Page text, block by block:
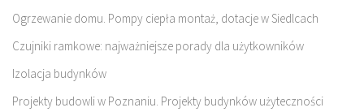
Ogrzewanie domu. Pompy ciepła montaż, dotacje w Siedlcach
Czujniki ramkowe: najważniejsze porady dla użytkowników
Izolacja budynków
Projekty budowli w Poznaniu. Projekty budynków użyteczności